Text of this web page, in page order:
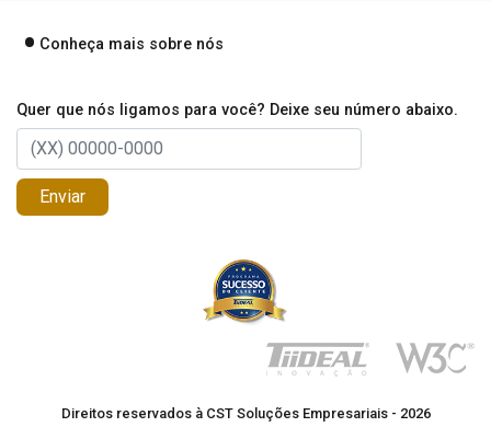
Conheça mais sobre nós
Quer que nós ligamos para você? Deixe seu número abaixo.
Enviar
Direitos reservados à CST Soluções Empresariais - 2026